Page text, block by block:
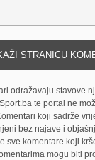
STRANICU
odražavaju stavove
te portal ne
koji sadrže
bez najave i
sve komentare koji
mogu biti